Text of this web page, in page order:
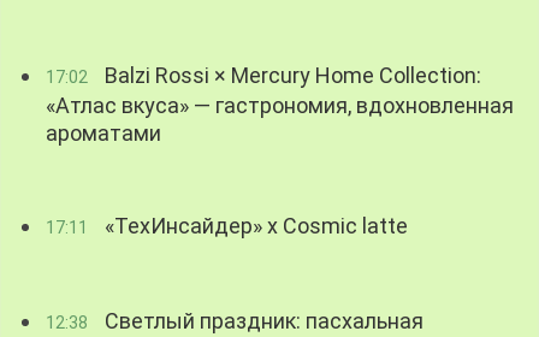
17:02
Balzi Rossi × Mercury Home Collection:
«Атлас вкуса» — гастрономия, вдохновленная
ароматами
17:11 «ТехИнсайдер» х Cosmic latte
12:38
Светлый праздник: пасхальная